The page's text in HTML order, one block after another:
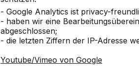
- Google Analytics ist privacy-
- haben wir eine
abgeschlossen;
- die letzten Ziffern der IP-Adresse
Youtube/Vimeo von Google